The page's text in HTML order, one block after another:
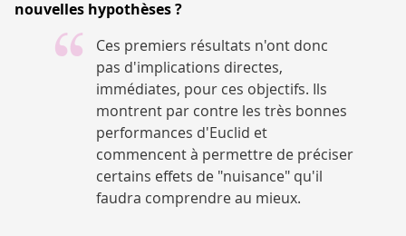
nouvelles hypothèses ?
Ces premiers résultats n'ont donc
pas d'implications directes,
immédiates, pour ces objectifs. Ils
montrent par contre les très bonnes
performances d'Euclid et
commencent à permettre de préciser
certains effets de "nuisance" qu'il
faudra comprendre au mieux.